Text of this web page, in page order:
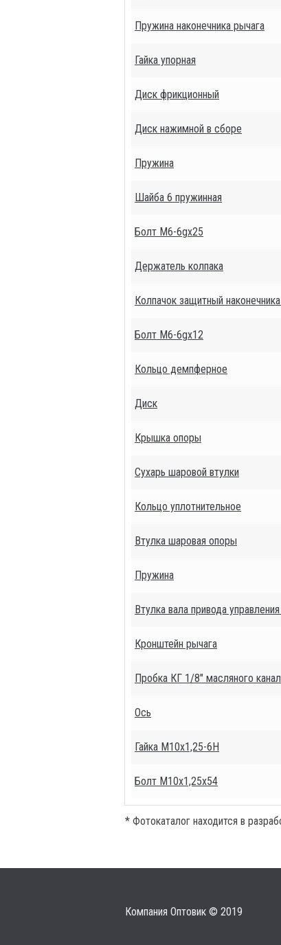
Пружина наконечника рычага
Гайка упорная
Диск фрикционный
Диск нажимной в сборе
Пружина
Шайба 6 пружинная
Болт М6-6gх25
Держатель колпака
Колпачок защитный
Болт М6-6gх12
Кольцо демпферное
Диск
Крышка опоры
Сухарь шаровой втулки
Кольцо уплотнительное
Втулка шаровая опоры
Пружина
Втулка вала привода
Кронштейн рычага
Пробка КГ 1/8" масляного
Ось
Гайка М10х1,25-6Н
Болт М10х1,25х54
* Фотокаталог находится в
Компания Оптовик © 2019